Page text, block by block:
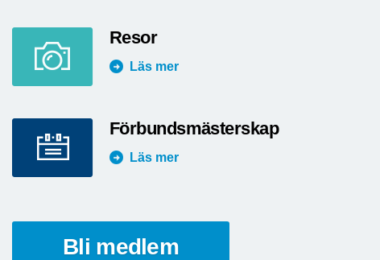
Resor
Läs mer
Förbundsmästerskap
Läs mer
Bli medlem